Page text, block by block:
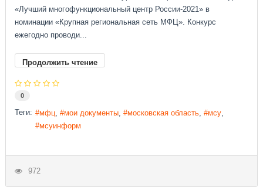
«Лучший многофункциональный центр России-2021» в
номинации «Крупная региональная сеть МФЦ». Конкурс
ежегодно проводи...
Продолжить чтение
0
Теги: мфц мои документы московская область
мсу
мсуинформ
972